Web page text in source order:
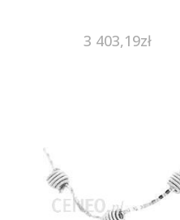
3 403,19zł